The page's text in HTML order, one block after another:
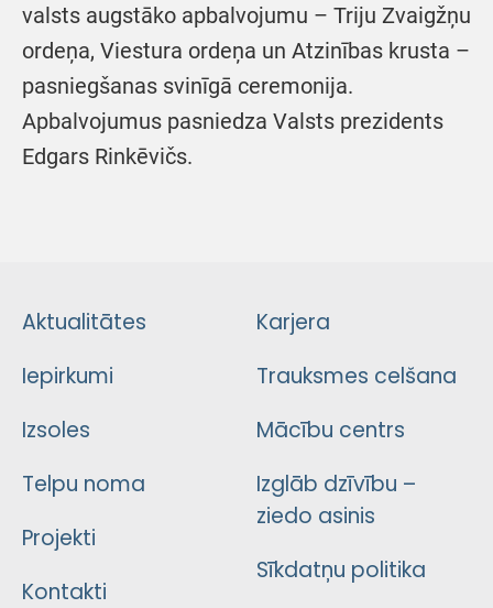
valsts augstāko apbalvojumu – Triju Zvaigžņu
ordeņa, Viestura ordeņa un Atzinības krusta –
pasniegšanas svinīgā ceremonija.
Apbalvojumus pasniedza Valsts prezidents
Edgars Rinkēvičs.
Aktualitātes
Iepirkumi
Izsoles
Telpu noma
Projekti
Kontakti
Karjera
Trauksmes celšana
Mācību centrs
Izglāb dzīvību –
ziedo asinis
Sīkdatņu politika